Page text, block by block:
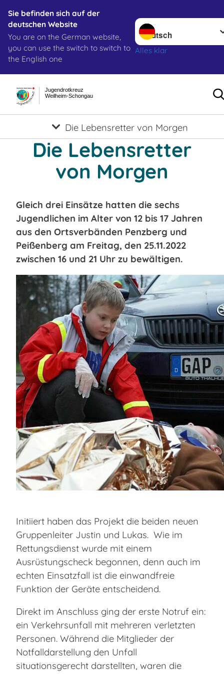
Sie befinden sich auf der
deutschen Website
You are on the German website,
you can use the switch to switch to
the English one
Sprache wechseln zu
Alles klar
Weilheim-Schongau
Jugendrotkreuz
Die Lebensretter von Morgen
Die Lebensretter
von Morgen
Gleich drei Einsätze hatten die sechs
Jugendlichen im Alter von 12 bis 17 Jahren
aus den Ortsverbänden Penzberg und
Peißenberg am Freitag, den 25.11.2022
zwischen 16 und 21 Uhr zu bewältigen.
Initiiert haben das Projekt die beiden neuen
Gruppenleiter Justin und Lukas. Wie im
Rettungsdienst wurde mit einem
Ausrüstungscheck begonnen, denn auch im
echten Einsatzfall ist die einwandfreie
Funktion der Geräte entscheidend.
Direkt im Anschluss ging der erste Notruf ein:
ein Verkehrsunfall mit mehreren verletzten
Personen. Während die Mitglieder der
Notfalldarstellung den Unfall
situationsgerecht darstellten, waren die